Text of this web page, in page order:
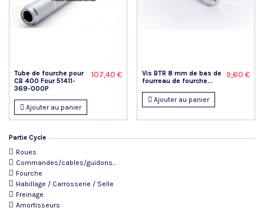
Tube de fourche pour
CB 400 Four 51411-
369-000P
107,40 €
Ajouter au panier
Vis BTR 8 mm de bas de
fourreau de fourche...
9,60 €
Ajouter au panier
Partie Cycle
Roues
Commandes/cables/guidons...
Fourche
Habillage / Carrosserie / Selle
Freinage
Amortisseurs